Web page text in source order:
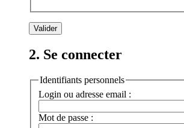
2. Se connecter
Identifiants personnels
Login ou adresse email :
Mot de passe :